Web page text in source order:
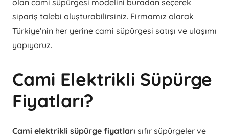
olan cami süpürgesi modelini buradan seçerek
sipariş talebi oluşturabilirsiniz. Firmamız olarak
Türkiye’nin her yerine cami süpürgesi satışı ve ulaşımı
yapıyoruz.
Cami Elektrikli Süpürge
Fiyatları?
Cami elektrikli süpürge fiyatları sıfır süpürgeler ve